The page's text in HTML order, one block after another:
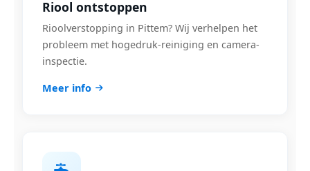
Riool ontstoppen
Rioolverstopping in Pittem? Wij verhelpen het
probleem met hogedruk-reiniging en camera-
inspectie.
Meer info